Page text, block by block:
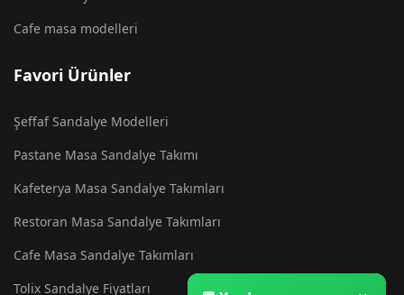
Cafe masa modelleri
Favori Ürünler
Şeffaf Sandalye Modelleri
Pastane Masa Sandalye Takımı
Kafeterya Masa Sandalye Takımları
Restoran Masa Sandalye Takımları
Cafe Masa Sandalye Takımları
Tolix Sandalye Fiyatları